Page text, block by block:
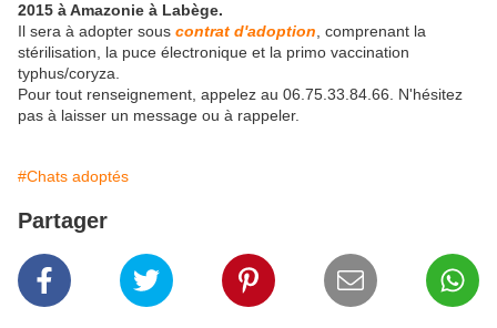
2015 à Amazonie à Labège.
Il sera à adopter sous contrat d'adoption , comprenant la
stérilisation, la puce électronique et la primo vaccination
typhus/coryza.
Pour tout renseignement, appelez au 06.75.33.84.66. N'hésitez
pas à laisser un message ou à rappeler.
#Chats adoptés
Partager